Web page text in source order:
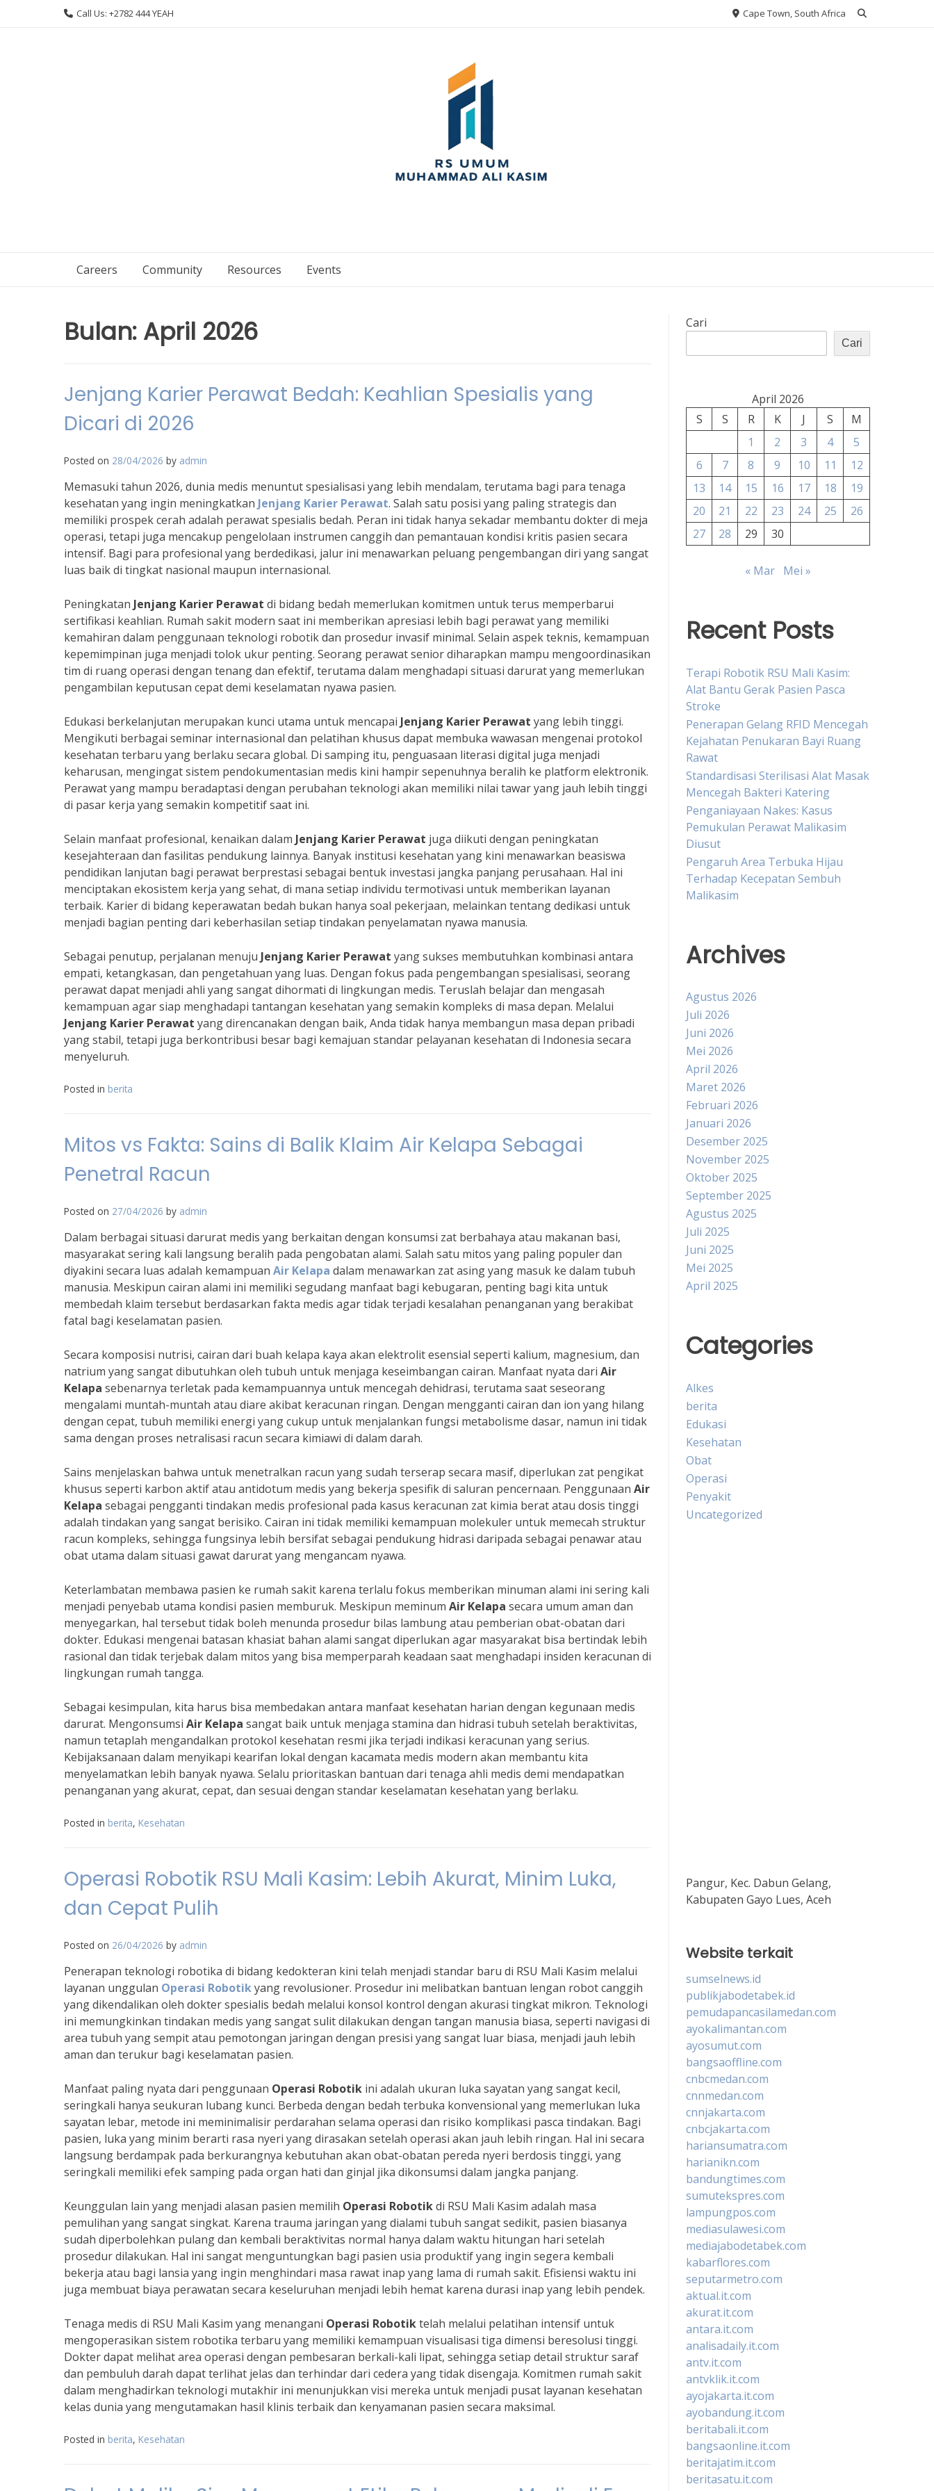
Call Us: +2782 444 YEAH Cape Town, South Africa
Careers Community Resources Events
Bulan: April 2026
Jenjang Karier Perawat Bedah: Keahlian Spesialis yang
Dicari di 2026
Posted on 28/04/2026 by admin
Memasuki tahun 2026, dunia medis menuntut spesialisasi yang lebih mendalam, terutama bagi para tenaga
kesehatan yang ingin meningkatkan Jenjang Karier Perawat. Salah satu posisi yang paling strategis dan
memiliki prospek cerah adalah perawat spesialis bedah. Peran ini tidak hanya sekadar membantu dokter di meja
operasi, tetapi juga mencakup pengelolaan instrumen canggih dan pemantauan kondisi kritis pasien secara
intensif. Bagi para profesional yang berdedikasi, jalur ini menawarkan peluang pengembangan diri yang sangat
luas baik di tingkat nasional maupun internasional.
Peningkatan Jenjang Karier Perawat di bidang bedah memerlukan komitmen untuk terus memperbarui
sertifikasi keahlian. Rumah sakit modern saat ini memberikan apresiasi lebih bagi perawat yang memiliki
kemahiran dalam penggunaan teknologi robotik dan prosedur invasif minimal. Selain aspek teknis, kemampuan
kepemimpinan juga menjadi tolok ukur penting. Seorang perawat senior diharapkan mampu mengoordinasikan
tim di ruang operasi dengan tenang dan efektif, terutama dalam menghadapi situasi darurat yang memerlukan
pengambilan keputusan cepat demi keselamatan nyawa pasien.
Edukasi berkelanjutan merupakan kunci utama untuk mencapai Jenjang Karier Perawat yang lebih tinggi.
Mengikuti berbagai seminar internasional dan pelatihan khusus dapat membuka wawasan mengenai protokol
kesehatan terbaru yang berlaku secara global. Di samping itu, penguasaan literasi digital juga menjadi
keharusan, mengingat sistem pendokumentasian medis kini hampir sepenuhnya beralih ke platform elektronik.
Perawat yang mampu beradaptasi dengan perubahan teknologi akan memiliki nilai tawar yang jauh lebih tinggi
di pasar kerja yang semakin kompetitif saat ini.
Selain manfaat profesional, kenaikan dalam Jenjang Karier Perawat juga diikuti dengan peningkatan
kesejahteraan dan fasilitas pendukung lainnya. Banyak institusi kesehatan yang kini menawarkan beasiswa
pendidikan lanjutan bagi perawat berprestasi sebagai bentuk investasi jangka panjang perusahaan. Hal ini
menciptakan ekosistem kerja yang sehat, di mana setiap individu termotivasi untuk memberikan layanan
terbaik. Karier di bidang keperawatan bedah bukan hanya soal pekerjaan, melainkan tentang dedikasi untuk
menjadi bagian penting dari keberhasilan setiap tindakan penyelamatan nyawa manusia.
Sebagai penutup, perjalanan menuju Jenjang Karier Perawat yang sukses membutuhkan kombinasi antara
empati, ketangkasan, dan pengetahuan yang luas. Dengan fokus pada pengembangan spesialisasi, seorang
perawat dapat menjadi ahli yang sangat dihormati di lingkungan medis. Teruslah belajar dan mengasah
kemampuan agar siap menghadapi tantangan kesehatan yang semakin kompleks di masa depan. Melalui
Jenjang Karier Perawat yang direncanakan dengan baik, Anda tidak hanya membangun masa depan pribadi
yang stabil, tetapi juga berkontribusi besar bagi kemajuan standar pelayanan kesehatan di Indonesia secara
menyeluruh.
Posted in berita
Mitos vs Fakta: Sains di Balik Klaim Air Kelapa Sebagai
Penetral Racun
Posted on 27/04/2026 by admin
Dalam berbagai situasi darurat medis yang berkaitan dengan konsumsi zat berbahaya atau makanan basi,
masyarakat sering kali langsung beralih pada pengobatan alami. Salah satu mitos yang paling populer dan
diyakini secara luas adalah kemampuan Air Kelapa dalam menawarkan zat asing yang masuk ke dalam tubuh
manusia. Meskipun cairan alami ini memiliki segudang manfaat bagi kebugaran, penting bagi kita untuk
membedah klaim tersebut berdasarkan fakta medis agar tidak terjadi kesalahan penanganan yang berakibat
fatal bagi keselamatan pasien.
Secara komposisi nutrisi, cairan dari buah kelapa kaya akan elektrolit esensial seperti kalium, magnesium, dan
natrium yang sangat dibutuhkan oleh tubuh untuk menjaga keseimbangan cairan. Manfaat nyata dari Air
Kelapa sebenarnya terletak pada kemampuannya untuk mencegah dehidrasi, terutama saat seseorang
mengalami muntah-muntah atau diare akibat keracunan ringan. Dengan mengganti cairan dan ion yang hilang
dengan cepat, tubuh memiliki energi yang cukup untuk menjalankan fungsi metabolisme dasar, namun ini tidak
sama dengan proses netralisasi racun secara kimiawi di dalam darah.
Sains menjelaskan bahwa untuk menetralkan racun yang sudah terserap secara masif, diperlukan zat pengikat
khusus seperti karbon aktif atau antidotum medis yang bekerja spesifik di saluran pencernaan. Penggunaan Air
Kelapa sebagai pengganti tindakan medis profesional pada kasus keracunan zat kimia berat atau dosis tinggi
adalah tindakan yang sangat berisiko. Cairan ini tidak memiliki kemampuan molekuler untuk memecah struktur
racun kompleks, sehingga fungsinya lebih bersifat sebagai pendukung hidrasi daripada sebagai penawar atau
obat utama dalam situasi gawat darurat yang mengancam nyawa.
Keterlambatan membawa pasien ke rumah sakit karena terlalu fokus memberikan minuman alami ini sering kali
menjadi penyebab utama kondisi pasien memburuk. Meskipun meminum Air Kelapa secara umum aman dan
menyegarkan, hal tersebut tidak boleh menunda prosedur bilas lambung atau pemberian obat-obatan dari
dokter. Edukasi mengenai batasan khasiat bahan alami sangat diperlukan agar masyarakat bisa bertindak lebih
rasional dan tidak terjebak dalam mitos yang bisa memperparah keadaan saat menghadapi insiden keracunan di
lingkungan rumah tangga.
Sebagai kesimpulan, kita harus bisa membedakan antara manfaat kesehatan harian dengan kegunaan medis
darurat. Mengonsumsi Air Kelapa sangat baik untuk menjaga stamina dan hidrasi tubuh setelah beraktivitas,
namun tetaplah mengandalkan protokol kesehatan resmi jika terjadi indikasi keracunan yang serius.
Kebijaksanaan dalam menyikapi kearifan lokal dengan kacamata medis modern akan membantu kita
menyelamatkan lebih banyak nyawa. Selalu prioritaskan bantuan dari tenaga ahli medis demi mendapatkan
penanganan yang akurat, cepat, dan sesuai dengan standar keselamatan kesehatan yang berlaku.
Posted in berita, Kesehatan
Operasi Robotik RSU Mali Kasim: Lebih Akurat, Minim Luka,
dan Cepat Pulih
Posted on 26/04/2026 by admin
Penerapan teknologi robotika di bidang kedokteran kini telah menjadi standar baru di RSU Mali Kasim melalui
layanan unggulan Operasi Robotikyang revolusioner. Prosedur ini melibatkan bantuan lengan robot canggih
yang dikendalikan oleh dokter spesialis bedah melalui konsol kontrol dengan akurasi tingkat mikron. Teknologi
ini memungkinkan tindakan medis yang sangat sulit dilakukan dengan tangan manusia biasa, seperti navigasi di
area tubuh yang sempit atau pemotongan jaringan dengan presisi yang sangat luar biasa, menjadi jauh lebih
aman dan terukur bagi keselamatan pasien.
Manfaat paling nyata dari penggunaan Operasi Robotik ini adalah ukuran luka sayatan yang sangat kecil,
seringkali hanya seukuran lubang kunci. Berbeda dengan bedah terbuka konvensional yang memerlukan luka
sayatan lebar, metode ini meminimalisir perdarahan selama operasi dan risiko komplikasi pasca tindakan. Bagi
pasien, luka yang minim berarti rasa nyeri yang dirasakan setelah operasi akan jauh lebih ringan. Hal ini secara
langsung berdampak pada berkurangnya kebutuhan akan obat-obatan pereda nyeri berdosis tinggi, yang
seringkali memiliki efek samping pada organ hati dan ginjal jika dikonsumsi dalam jangka panjang.
Keunggulan lain yang menjadi alasan pasien memilih Operasi Robotikdi RSU Mali Kasim adalah masa
pemulihan yang sangat singkat. Karena trauma jaringan yang dialami tubuh sangat sedikit, pasien biasanya
sudah diperbolehkan pulang dan kembali beraktivitas normal hanya dalam waktu hitungan hari setelah
prosedur dilakukan. Hal ini sangat menguntungkan bagi pasien usia produktif yang ingin segera kembali
bekerja atau bagi lansia yang ingin menghindari masa rawat inap yang lama di rumah sakit. Efisiensi waktu ini
juga membuat biaya perawatan secara keseluruhan menjadi lebih hemat karena durasi inap yang lebih pendek.
Tenaga medis di RSU Mali Kasim yang menangani Operasi Robotiktelah melalui pelatihan intensif untuk
mengoperasikan sistem robotika terbaru yang memiliki kemampuan visualisasi tiga dimensi beresolusi tinggi.
Dokter dapat melihat area operasi dengan pembesaran berkali-kali lipat, sehingga setiap detail struktur saraf
dan pembuluh darah dapat terlihat jelas dan terhindar dari cedera yang tidak disengaja. Komitmen rumah sakit
dalam menghadirkan teknologi mutakhir ini menunjukkan visi mereka untuk menjadi pusat layanan kesehatan
kelas dunia yang mengutamakan hasil klinis terbaik dan kenyamanan pasien secara maksimal.
Posted in berita, Kesehatan
Cari
Cari
April 2026
S
S R K J S
M
1
2 3 4
5
6
7 8 9 10 11
12
13
14 15 16 17 18
19
20
21 22 23 24 25
26
27
28 29 30
« Mar Mei »
Recent Posts
Terapi Robotik RSU Mali Kasim:
Alat Bantu Gerak Pasien Pasca
Stroke
Penerapan Gelang RFID Mencegah
Kejahatan Penukaran Bayi Ruang
Rawat
Standardisasi Sterilisasi Alat Masak
Mencegah Bakteri Katering
Penganiayaan Nakes: Kasus
Pemukulan Perawat Malikasim
Diusut
Pengaruh Area Terbuka Hijau
Terhadap Kecepatan Sembuh
Malikasim
Archives
Agustus 2026
Juli 2026
Juni 2026
Mei 2026
April 2026
Maret 2026
Februari 2026
Januari 2026
Desember 2025
November 2025
Oktober 2025
September 2025
Agustus 2025
Juli 2025
Juni 2025
Mei 2025
April 2025
Categories
Alkes
berita
Edukasi
Kesehatan
Obat
Operasi
Penyakit
Uncategorized
Pangur, Kec. Dabun Gelang,
Kabupaten Gayo Lues, Aceh
Website terkait
sumselnews.id
publikjabodetabek.id
pemudapancasilamedan.com
ayokalimantan.com
ayosumut.com
bangsaoffline.com
cnbcmedan.com
cnnmedan.com
cnnjakarta.com
cnbcjakarta.com
hariansumatra.com
harianikn.com
bandungtimes.com
sumutekspres.com
lampungpos.com
mediasulawesi.com
mediajabodetabek.com
kabarflores.com
seputarmetro.com
aktual.it.com
akurat.it.com
antara.it.com
analisadaily.it.com
antv.it.com
antvklik.it.com
ayojakarta.it.com
ayobandung.it.com
beritabali.it.com
bangsaonline.it.com
beritajatim.it.com
beritasatu.it.com